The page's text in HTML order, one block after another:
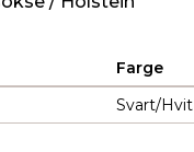
Farge
Svart/Hvit